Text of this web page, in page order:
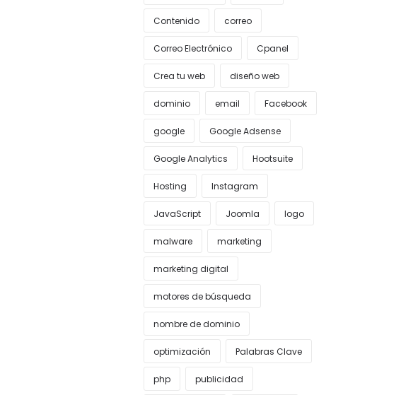
Contenido correo
Correo Electrónico Cpanel
Crea tu web diseño web
dominio email Facebook
google Google Adsense
Google Analytics Hootsuite
Hosting Instagram
JavaScript Joomla logo
malware marketing
marketing digital
motores de búsqueda
nombre de dominio
optimización Palabras Clave
php publicidad